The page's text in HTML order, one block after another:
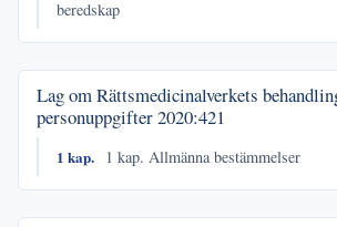
beredskap
Lag om Rättsmedicinalverkets
personuppgifter2020:421
1 kap. 1 kap. Allmänna bestämmelser